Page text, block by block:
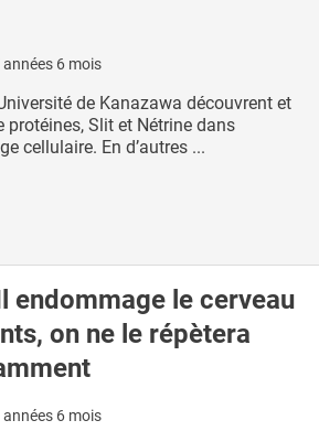
années 6 mois
de Kanazawa découvrent et
protéines, Slit et Nétrine dans
cellulaire. En d’autres ...
endommage le cerveau
on ne le répètera
années 6 mois